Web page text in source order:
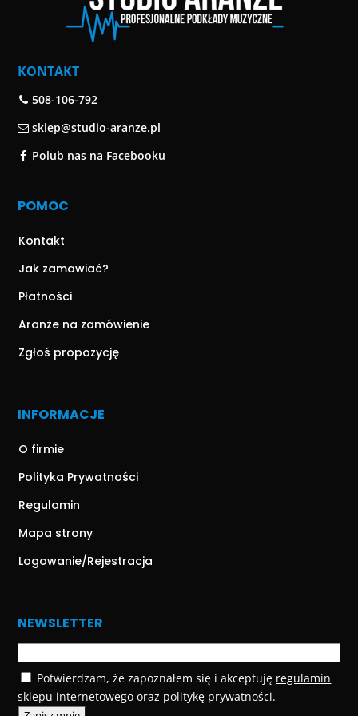
KONTAKT
508-106-792
sklep@studio-aranze.pl
Polub nas na Facebooku
POMOC
Kontakt
Jak zamawiać?
Płatności
Aranże na zamówienie
Zgłoś propozycję
INFORMACJE
O firmie
Polityka Prywatności
Regulamin
Mapa strony
Logowanie/Rejestracja
NEWSLETTER
Potwierdzam, że zapoznałem się i akceptuję regulamin
sklepu internetowego oraz politykę prywatności.